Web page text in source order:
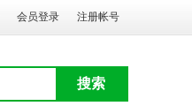
会员登录 注册帐号
搜索